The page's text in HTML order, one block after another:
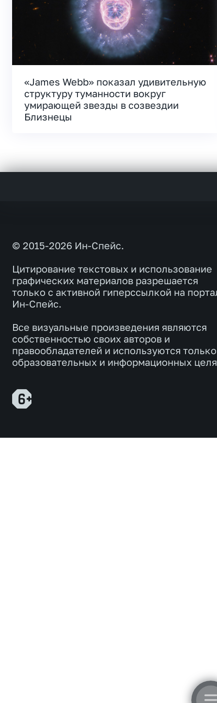
«James Webb» показал удивительную
структуру туманности вокруг
умирающей звезды в созвездии
Близнецы
© 2015-2026 Ин-Спейс.
Цитирование текстовых и использование
графических материалов разрешается
только с активной гиперссылкой на
Ин-Спейс.
Все визуальные произведения являются
собственностью своих авторов и
правообладателей и используются
образовательных и информационных